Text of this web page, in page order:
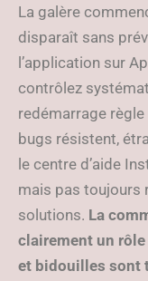
La galère
disparaît sans
l’application sur
contrôlez
redémarrage
bugs résistent,
le centre d’aide
mais pas toujours
solutions. La
clairement un
et bidouilles sont